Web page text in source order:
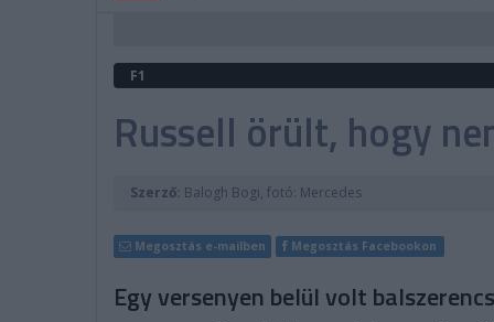
F1
Russell örült, hogy
Szerző: Balogh Bogi, fotó: Mercedes
Megosztás e-mailben Megosztás Facebookon
Egy versenyen belül volt